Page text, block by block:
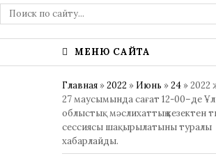
МЕНЮ САЙТА
Главная »2022 » Июнь »24 » 2022
27 маусымында сағат 12-00–де
облыстық мәслихаттың кезектен
сессиясы шақырылатыны туралы
хабарлайды.